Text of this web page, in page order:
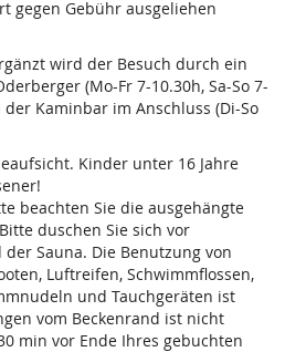
gegen Gebühr ausgeliehen
wird der Besuch durch ein
(Mo-Fr 7-10.30h, Sa-So 7-
Kaminbar im Anschluss (Di-So
Kinder unter 16 Jahre
beachten Sie die ausgehängte
duschen Sie sich vor
Sauna. Die Benutzung von
Luftreifen, Schwimmflossen,
und Tauchgeräten ist
vom Beckenrand ist nicht
min vor Ende Ihres gebuchten